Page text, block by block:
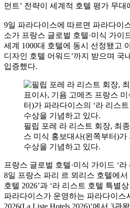
먼트’ 전략이 세계적 호텔 평가 무대
9일 파라다이스에 따르면 파라다이
소가 프랑스 글로벌 호텔·미식 가이
세계 1000대 호텔에 동시 선정됐고
디자인 호텔 어워드’까지 받으며 국
입증했다.
필립 포레 라 리스트 회장, 최
스 미식 홍보대사(왼쪽부터)가
수상을 기념하고 있다.
프랑스 글로벌 호텔·미식 가이드 ‘라
8일 프랑스 파리 르 뫼리스 호텔에서
호텔 2026’과 ‘라 리스트 호텔 특별
파라다이스가 운영하는 파라다이스